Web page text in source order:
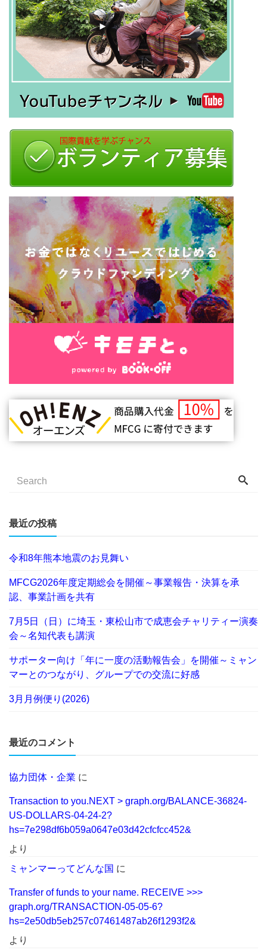
最近の投稿
令和8年熊本地震のお見舞い
MFCG2026年度定期総会を開催～事業報告・決算を承
認、事業計画を共有
7月5日（日）に埼玉・東松山市で成恵会チャリティー演奏
会～名知代表も講演
サポーター向け「年に一度の活動報告会」を開催～ミャン
マーとのつながり、グループでの交流に好感
3月月例便り(2026)
最近のコメント
協力団体・企業 に
Transaction to you.NEXT > graph.org/BALANCE-36824-
US-DOLLARS-04-24-2?
hs=7e298df6b059a0647e03d42cfcfcc452&
より
ミャンマーってどんな国 に
Transfer of funds to your name. RECEIVE >>>
graph.org/TRANSACTION-05-05-6?
hs=2e50db5eb257c07461487ab26f1293f2&
より